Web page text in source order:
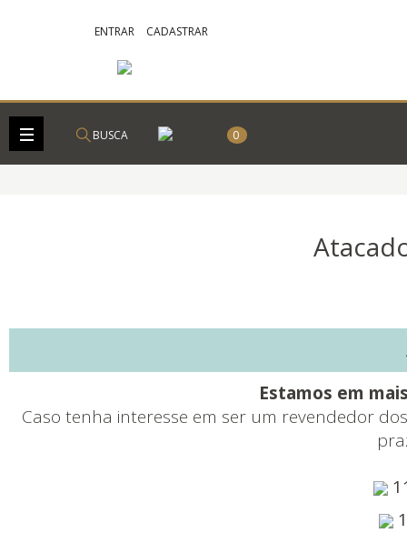
ENTRAR CADASTRAR
0
BUSCA
Estamos em
Caso tenha interesse em ser um revendedor